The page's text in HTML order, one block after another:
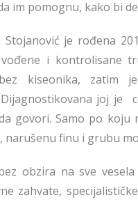
im pomognu, kako bi
Stojanović je rođena
i kontrolisane
kiseonika, zatim
joj je
govori. Samo po koju
narušenu finu i grubu
obzira na sve
zahvate,